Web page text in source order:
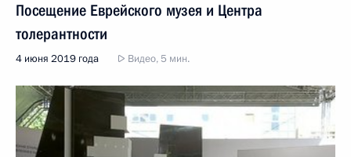
Посещение Еврейского музея и Центра
толерантности
4 июня 2019 года Видео, 5 мин.